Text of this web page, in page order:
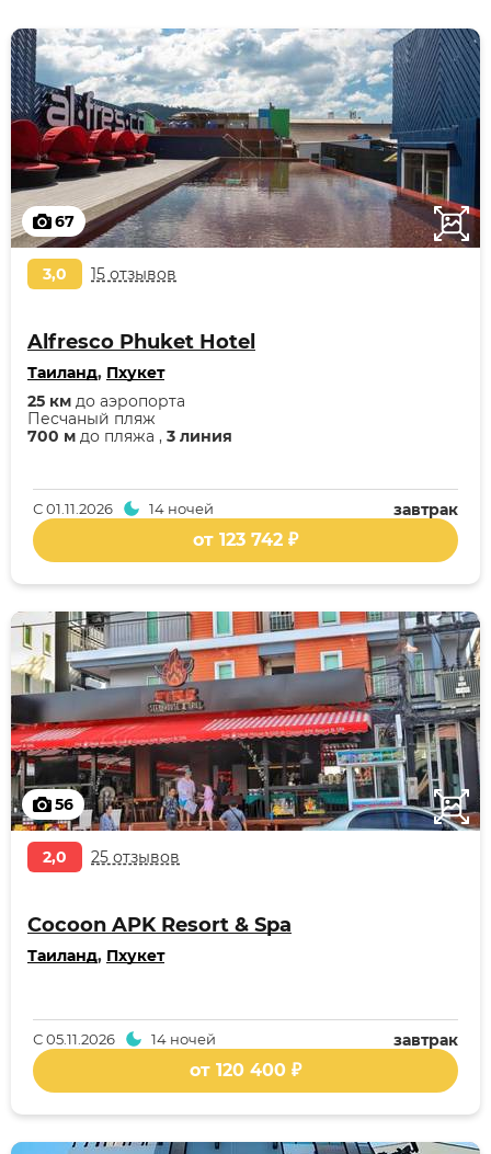
67
3,0 15 отзывов
Alfresco Phuket Hotel
Таиланд, Пхукет
700 м до пляжа , 3 линия
Песчаный пляж
25 км до аэропорта
завтрак
С01.11.2026 14 ночей
от 123 742 ₽
56
2,0 25 отзывов
Cocoon APK Resort & Spa
Таиланд, Пхукет
завтрак
С05.11.2026 14 ночей
от 120 400 ₽